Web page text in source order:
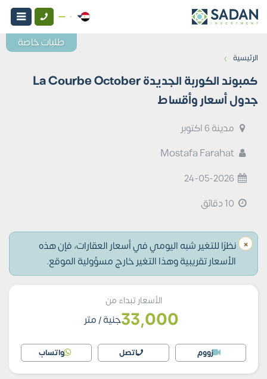
الرئيسية ›
كمبوند الكوربة الجديدة La Courbe October
جدول أسعار وأقساط
مدينة 6 اكتوبر
Mostafa Farahat
24-05-2026
× نظرًا للتغير شبه اليومي في أسعار العقارات، فإن هذه
الأسعار تقريبية وهذا التغير خارج مسؤولية الموقع.
الأسعار تبداء من
33,000جنية/ متر
زووم اتصل واتساب
طلبات خاصة